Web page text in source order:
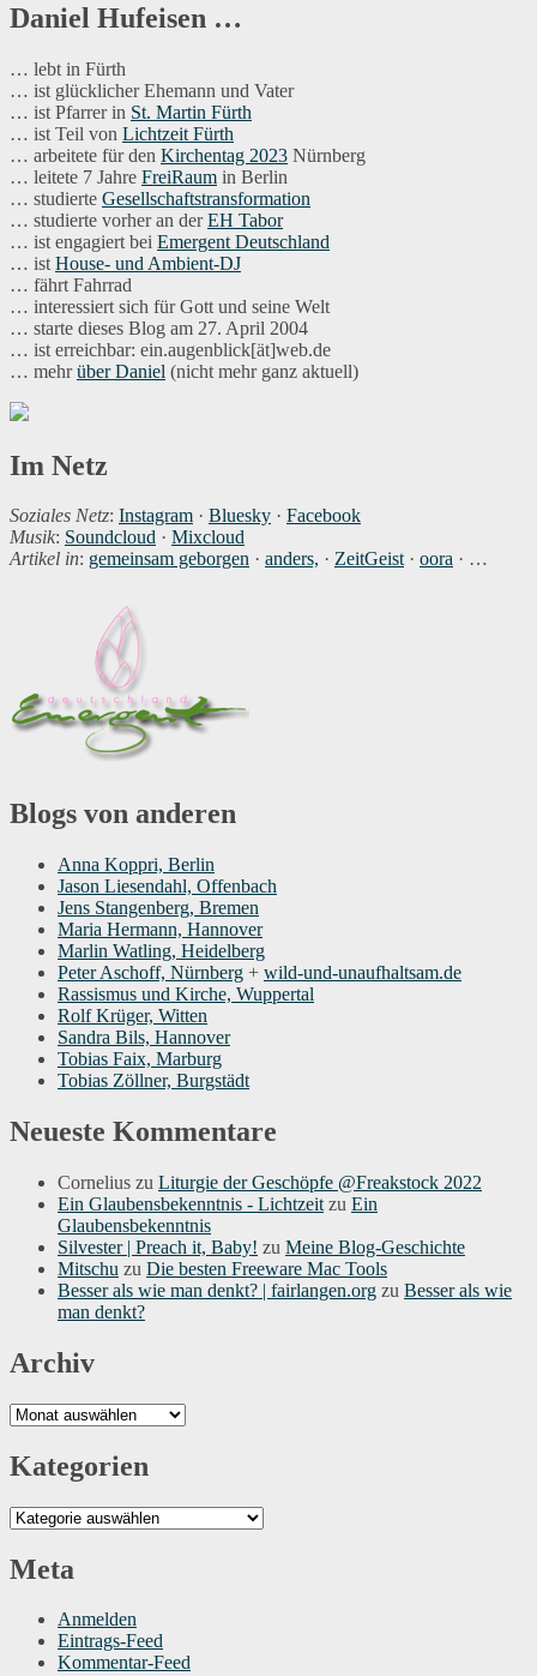
Daniel Hufeisen …
… lebt in Fürth
… ist glücklicher Ehemann und Vater
… ist Pfarrer in St. Martin Fürth
… ist Teil von Lichtzeit Fürth
… arbeitete für den Kirchentag 2023 Nürnberg
… leitete 7 Jahre FreiRaum in Berlin
… studierte Gesellschaftstransformation
… studierte vorher an derEH Tabor
… ist engagiert bei Emergent Deutschland
… ist House- und Ambient-DJ
… fährt Fahrrad
… interessiert sich für Gott und seine Welt
… starte dieses Blog am 27. April 2004
… ist erreichbar: ein.augenblick[ät]web.de
… mehrüber Daniel (nicht mehr ganz aktuell)
Im Netz
Soziales Netz: Instagram · Bluesky · Facebook
Musik: Soundcloud · Mixcloud
Artikel in: gemeinsam geborgen · anders, · ZeitGeist· oora · …
Blogs von anderen
Anna Koppri, Berlin
Jason Liesendahl, Offenbach
Jens Stangenberg, Bremen
Maria Hermann, Hannover
Marlin Watling, Heidelberg
Peter Aschoff, Nürnberg + wild-und-unaufhaltsam.de
Rassismus und Kirche, Wuppertal
Rolf Krüger, Witten
Sandra Bils, Hannover
Tobias Faix, Marburg
Tobias Zöllner, Burgstädt
Neueste Kommentare
Cornelius zu Liturgie der Geschöpfe @Freakstock 2022
Ein Glaubensbekenntnis - Lichtzeit zu Ein
Glaubensbekenntnis
Silvester | Preach it, Baby! zu Meine Blog-Geschichte
Mitschu zu Die besten Freeware Mac Tools
Besser als wie man denkt? | fairlangen.org zu Besser als wie
man denkt?
Archiv
Archiv
Kategorien
Kategorien
Meta
Anmelden
Eintrags-Feed
Kommentar-Feed